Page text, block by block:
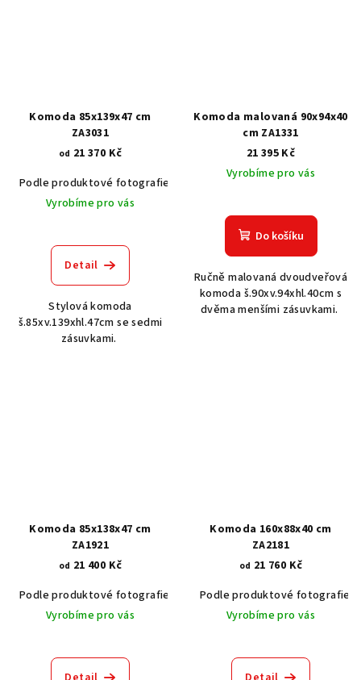
Komoda 85x139x47 cm
ZA3031
od 21 370 Kč
Podle produktové fotografie
Akát vintage BT1551
Vyrobíme pro vás
Detail
Stylová komoda
š.85xv.139xhl.47cm se sedmi
zásuvkami.
Komoda malovaná 90x94x40
cm ZA1331
21 395 Kč
Vyrobíme pro vás
Do košíku
Ručně malovaná dvoudveřová
komoda š.90xv.94xhl.40cm s
dvěma menšími zásuvkami.
Komoda 85x138x47 cm
ZA1921
od 21 400 Kč
Podle produktové fotografie
Akát vintage BT1551
Dub světlý
Vyrobíme pro vás
Komoda 160x88x40 cm
ZA2181
od 21 760 Kč
Podle produktové fotografie
Vyrobíme pro vás